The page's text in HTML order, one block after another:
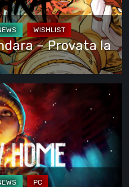
– Provata la